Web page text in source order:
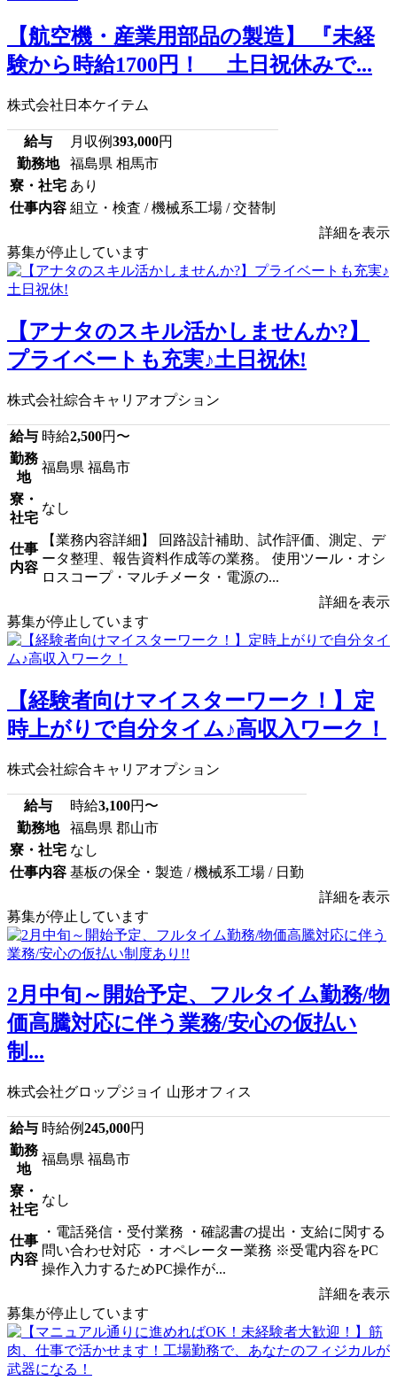
【航空機・産業用部品の製造】 『未経
験から時給1700円！ 土日祝休みで...
株式会社日本ケイテム
給与 月収例393,000円
勤務地
福島県 相馬市
寮・社宅 あり
仕事内容 組立・検査 / 機械系工場 / 交替制
詳細を表示
募集が停止しています
【アナタのスキル活かしませんか?】
プライベートも充実♪土日祝休!
株式会社綜合キャリアオプション
給与 時給2,500円〜
勤務
地
福島県 福島市
寮・
社宅
なし
仕事
内容
【業務内容詳細】 回路設計補助、試作評価、測定、デ
ータ整理、報告資料作成等の業務。 使用ツール・オシ
ロスコープ・マルチメータ・電源の...
詳細を表示
募集が停止しています
【経験者向けマイスターワーク！】定
時上がりで自分タイム♪高収入ワーク！
株式会社綜合キャリアオプション
給与 時給3,100円〜
勤務地
福島県 郡山市
寮・社宅 なし
仕事内容 基板の保全・製造 / 機械系工場 / 日勤
詳細を表示
募集が停止しています
2月中旬～開始予定、フルタイム勤務/物
価高騰対応に伴う業務/安心の仮払い
制...
株式会社グロップジョイ 山形オフィス
給与 時給例245,000円
勤務
地
福島県 福島市
寮・
社宅
なし
仕事
内容
・電話発信・受付業務 ・確認書の提出・支給に関する
問い合わせ対応 ・オペレーター業務 ※受電内容をPC
操作入力するためPC操作が...
詳細を表示
募集が停止しています